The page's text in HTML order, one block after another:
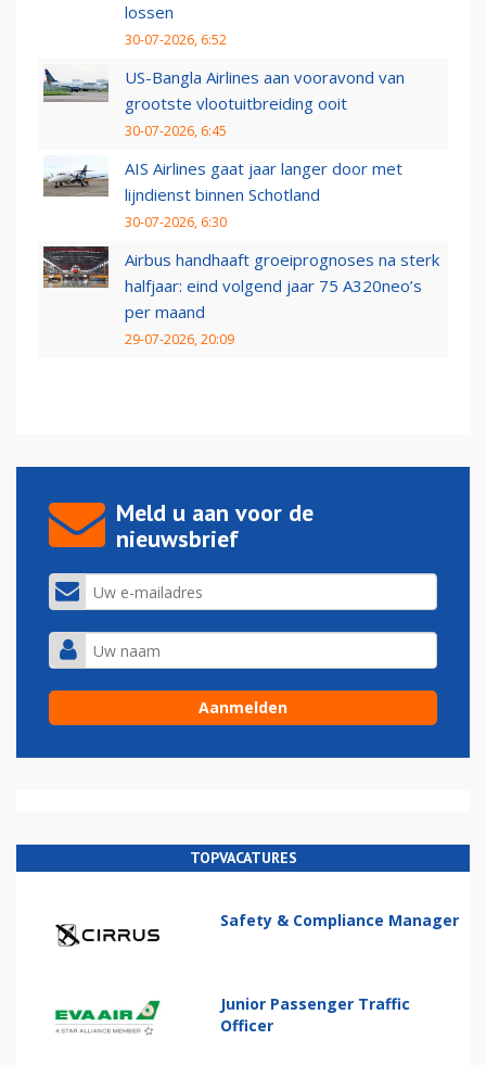
lossen
30-07-2026, 6:52
US-Bangla Airlines aan vooravond van
grootste vlootuitbreiding ooit
30-07-2026, 6:45
AIS Airlines gaat jaar langer door met
lijndienst binnen Schotland
30-07-2026, 6:30
Airbus handhaaft groeiprognoses na sterk
halfjaar: eind volgend jaar 75 A320neo’s
per maand
29-07-2026, 20:09
Meld u aan voor de
nieuwsbrief
TOPVACATURES
Safety & Compliance Manager
Junior Passenger Traffic
Officer